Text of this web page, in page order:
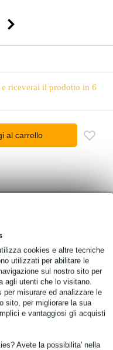
cookies e altre tecniche
utilizzati per abilitare le
sul nostro sito per
agli utenti che lo visitano.
misurare ed analizzare le
sito, per migliorare la sua
e vantaggiosi gli acquisti
Avete la possibilita' nella
riceverai il prodotto in 6
al carrello
10%.